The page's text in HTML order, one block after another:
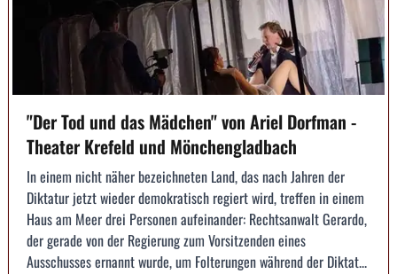
"Der Tod und das Mädchen" von Ariel Dorfman -
Theater Krefeld und Mönchengladbach
In einem nicht näher bezeichneten Land, das nach Jahren der
Diktatur jetzt wieder demokratisch regiert wird, treffen in einem
Haus am Meer drei Personen aufeinander: Rechtsanwalt Gerardo,
der gerade von der Regierung zum Vorsitzenden eines
Ausschusses ernannt wurde, um Folterungen während der Diktat...